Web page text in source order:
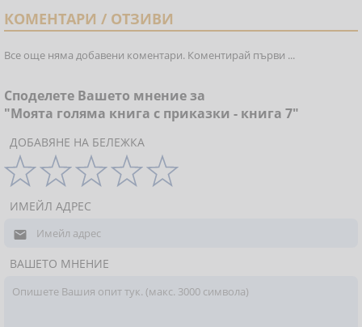
КОМЕНТАРИ / ОТЗИВИ
Все още няма добавени коментари. Коментирай първи ...
Споделете Вашето мнение за
"Моята голяма книга с приказки - книга 7"
ДОБАВЯНЕ НА БЕЛЕЖКА
ИМЕЙЛ АДРЕС

ВАШЕТО МНЕНИЕ